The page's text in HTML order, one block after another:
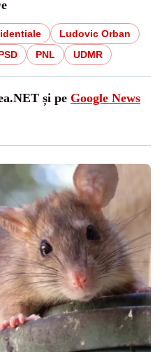
Ludovic Orban
PNL UDMR
și pe Google News